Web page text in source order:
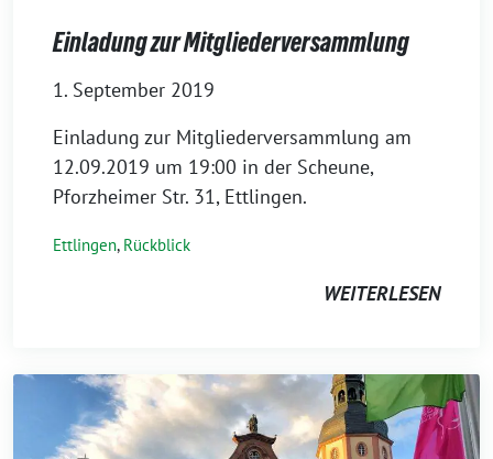
Einladung zur Mitgliederversammlung
1. September 2019
Einladung zur Mitgliederversammlung am
12.09.2019 um 19:00 in der Scheune,
Pforzheimer Str. 31, Ettlingen.
Ettlingen, Rückblick
WEITERLESEN